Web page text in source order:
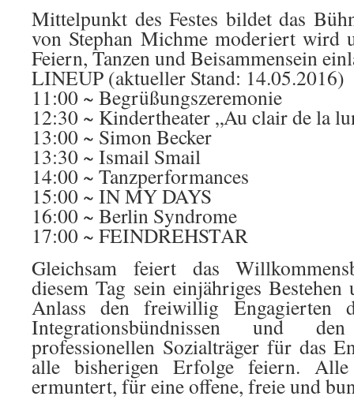
Mittelpunkt des Festes bildet das
von Stephan Michme moderiert wird
Feiern, Tanzen und Beisammensein
LINEUP (aktueller Stand: 14.05.2016)
11:00 ~ Begrüßungszeremonie
12:30 ~ Kindertheater „Au clair de la
13:00 ~ Simon Becker
13:30 ~ Ismail Smail
14:00 ~ Tanzperformances
15:00 ~ IN MY DAYS
16:00 ~ Berlin Syndrome
17:00 ~ FEINDREHSTAR
Gleichsam feiert das
diesem Tag sein einjähriges
Anlass den freiwillig Engagierten
Integrationsbündnissen und
professionellen Sozialträger für das
alle bisherigen Erfolge feiern. Alle
ermuntert, für eine offene, freie und